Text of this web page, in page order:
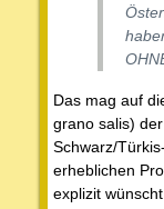
Das mag auf
grano salis)
Schwarz/
erheblichen
explizit